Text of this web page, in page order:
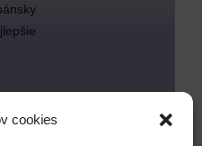
cookies